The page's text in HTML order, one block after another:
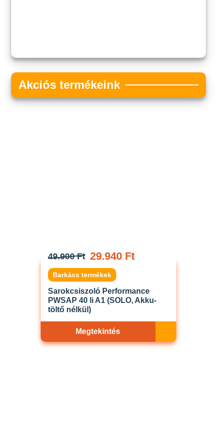
Akciós termékeink
49.900 Ft 29.940 Ft
Barkács termékek
Sarokcsiszoló Performance
PWSAP 40 li A1 (SOLO, Akku-
töltő nélkül)
Megtekintés